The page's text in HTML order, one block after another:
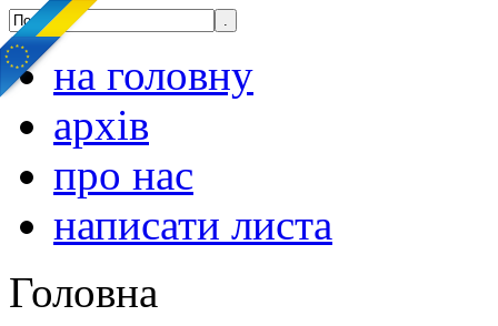
на головну
архів
про нас
написати листа
Головна